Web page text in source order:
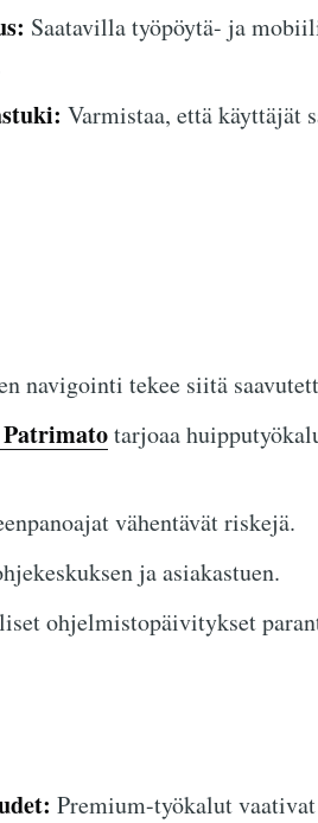
Saatavilla työpöytä- ja
Varmistaa, että käyttäjät
navigointi tekee siitä
tarjoaa
vähentävät riskejä.
ja asiakastuen.
ohjelmistopäivitykset
Premium-työkalut